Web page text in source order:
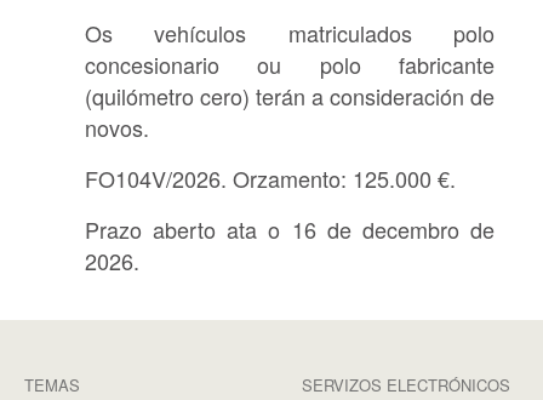
Os vehículos matriculados polo
concesionario ou polo fabricante
(quilómetro cero) terán a consideración de
novos.
FO104V/2026. Orzamento: 125.000 €.
Prazo aberto ata o 16 de decembro de
2026.
TEMAS SERVIZOS ELECTRÓNICOS